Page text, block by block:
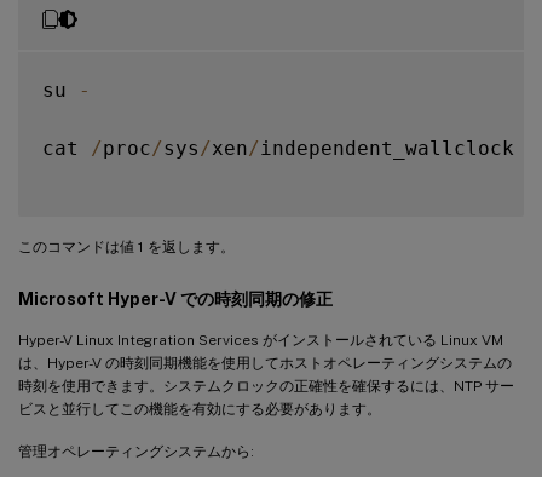
su -
cat /proc/sys /xen/ independent_wallclock
このコマンドは値 1 を返します。
Microsoft Hyper-V での時刻同期の修正
Hyper-V Linux Integration Services がインストールされている Linux VM
は、Hyper-V の時刻同期機能を使用してホストオペレーティングシステムの
時刻を使用できます。システムクロックの正確性を確保するには、NTP サー
ビスと並行してこの機能を有効にする必要があります。
管理オペレーティングシステムから: